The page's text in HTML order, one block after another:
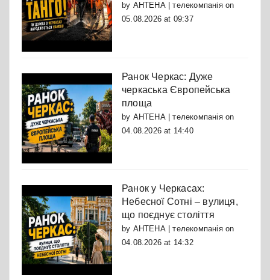
by АНТЕНА | телекомпаніяon
05.08.2026 at 09:37
Ранок Черкас: Дуже
черкаська Європейська
площа
by АНТЕНА | телекомпаніяon
04.08.2026 at 14:40
Ранок у Черкасах:
Небесної Сотні – вулиця,
що поєднує століття
by АНТЕНА | телекомпаніяon
04.08.2026 at 14:32